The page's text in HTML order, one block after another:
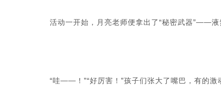
活动一开始，月亮老师便拿出了“秘密武器”——液
“哇——！”“好厉害！”孩子们张大了嘴巴，有的